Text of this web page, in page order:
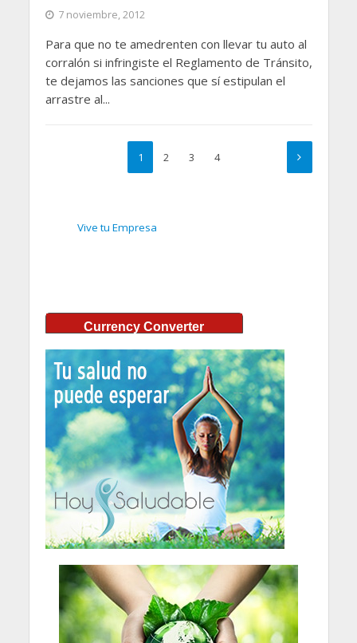
7 noviembre, 2012
Para que no te amedrenten con llevar tu auto al
corralón si infringiste el Reglamento de Tránsito,
te dejamos las sanciones que sí estipulan el
arrastre al...
1 2 3 4
Vive tu Empresa
Currency Converter